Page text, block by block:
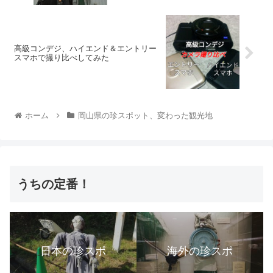
高級コンデジ、ハイエンド＆エントリー
スマホで撮り比べしてみた
ホーム 岡山県の珍スポット、変わった観光地
うちの定番！
日本の珍スポ 海外の珍スポ